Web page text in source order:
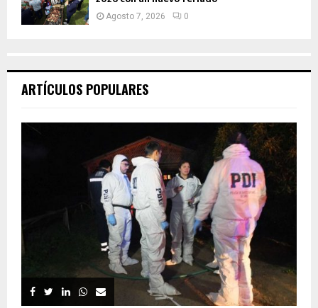
Agosto 7, 2026 0
ARTÍCULOS POPULARES